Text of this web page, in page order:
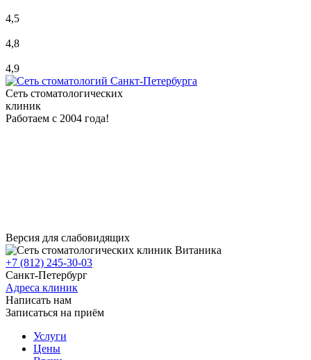
4,5
4,8
4,9
Сеть стоматологических
клиник
Работаем с 2004 года!
Версия для слабовидящих
+7 (812) 245-30-03
Санкт-Петербург
Адреса клиник
Написать нам
Записаться на приём
Услуги
Цены